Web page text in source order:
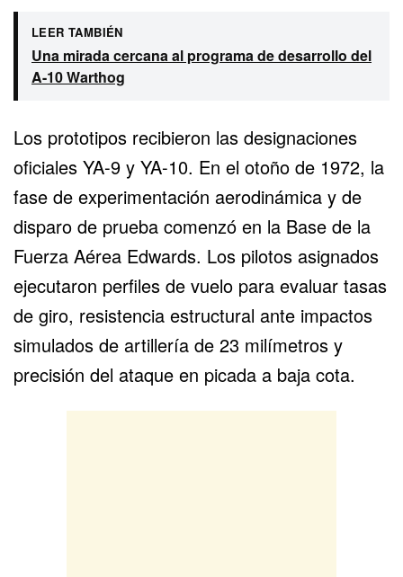
LEER TAMBIÉN
Una mirada cercana al programa de desarrollo del
A-10 Warthog
Los prototipos recibieron las designaciones
oficiales YA-9 y YA-10. En el otoño de 1972, la
fase de experimentación aerodinámica y de
disparo de prueba comenzó en la Base de la
Fuerza Aérea Edwards. Los pilotos asignados
ejecutaron perfiles de vuelo para evaluar tasas
de giro, resistencia estructural ante impactos
simulados de artillería de 23 milímetros y
precisión del ataque en picada a baja cota.